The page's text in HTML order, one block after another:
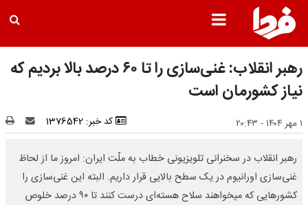
رهبر انقلاب: غنی‌سازی را تا ۶۰‌ درصد بالا بردیم که
نیاز کشورمان است
۱ مهر ۱۴۰۴ - ۲۰:۴۳ کد خبر: 1376542
رهبر انقلاب در سخنرانی تلویزیونی خطاب به ملّت ایران: امروز ما از لحاظ
غنی‌سازی اورانیوم در یک سطح بالایی قرار داریم. البته این غنی‌سازی را
کشورهایی که میخواهند سلاح هسته‌ای درست کنند تا ۹۰ درصد خلوص